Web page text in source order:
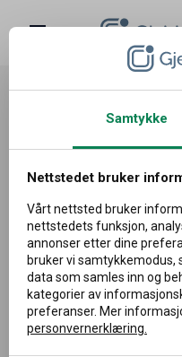
Logg
Vilkår for bruk
nettstedet
§ 1.
Når et gitt begrep er
dokumentasjon, analyser
grunnlag av dette
følgende betydning:
iLogic – Inventive Logic
Samtykke
Nettstedet bruker
Vårt nettsted bruker
nettstedets funksjon,
annonser etter dine
bruker vi samtykkemodus,
data som samles inn og
kategorier av
preferanser. Mer
personvernerklæring.